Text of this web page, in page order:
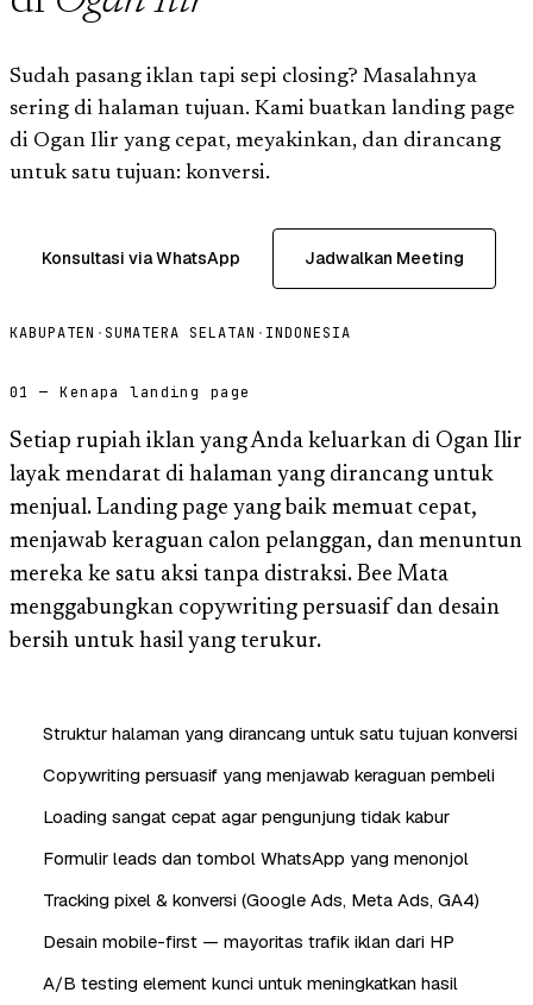
Sudah pasang iklan tapi sepi closing? Masalahnya
sering di halaman tujuan. Kami buatkan landing page
di Ogan Ilir yang cepat, meyakinkan, dan dirancang
untuk satu tujuan: konversi.
Konsultasi via WhatsApp Jadwalkan Meeting
KABUPATEN · SUMATERA SELATAN · INDONESIA
01 — Kenapa landing page
Setiap rupiah iklan yang Anda keluarkan di Ogan Ilir
layak mendarat di halaman yang dirancang untuk
menjual. Landing page yang baik memuat cepat,
menjawab keraguan calon pelanggan, dan menuntun
mereka ke satu aksi tanpa distraksi. Bee Mata
menggabungkan copywriting persuasif dan desain
bersih untuk hasil yang terukur.
Struktur halaman yang dirancang untuk satu tujuan konversi
Copywriting persuasif yang menjawab keraguan pembeli
Loading sangat cepat agar pengunjung tidak kabur
Formulir leads dan tombol WhatsApp yang menonjol
Tracking pixel & konversi (Google Ads, Meta Ads, GA4)
Desain mobile-first — mayoritas trafik iklan dari HP
A/B testing element kunci untuk meningkatkan hasil